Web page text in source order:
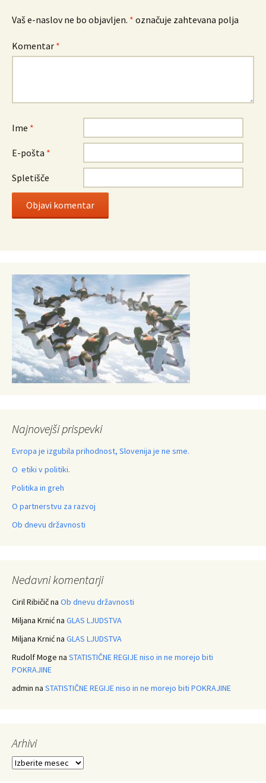
Vaš e-naslov ne bo objavljen. * označuje zahtevana polja
Komentar *
Ime *
E-pošta *
Spletišče
Najnovejši prispevki
Evropa je izgubila prihodnost, Slovenija je ne sme.
O etiki v politiki.
Politika in greh
O partnerstvu za razvoj
Ob dnevu državnosti
Nedavni komentarji
Ciril Ribičična Ob dnevu državnosti
Miljana Krnićna GLAS LJUDSTVA
Miljana Krnićna GLAS LJUDSTVA
Rudolf Moge na STATISTIČNE REGIJE niso in ne morejo biti
POKRAJINE
admin na STATISTIČNE REGIJE niso in ne morejo biti POKRAJINE
Arhivi
Arhivi